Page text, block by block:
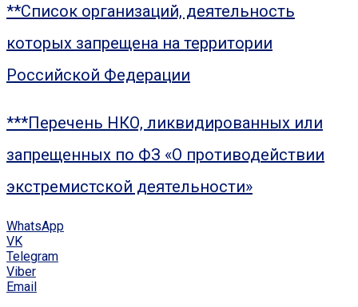
**Список организаций, деятельность
которых запрещена на территории
Российской Федерации
***Перечень НКО, ликвидированных или
запрещенных по ФЗ «О противодействии
экстремистской деятельности»
WhatsApp
VK
Telegram
Viber
Email